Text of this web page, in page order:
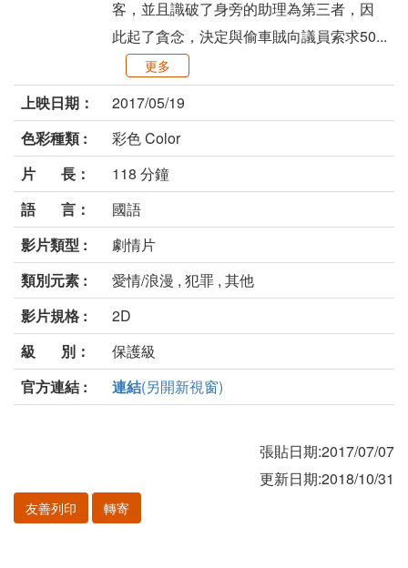
客，並且識破了身旁的助理為第三者，因
此起了貪念，決定與偷車賊向議員索求50...
更多
上映日期：
2017/05/19
色彩種類 :
彩色 Color
片 長：
118 分鐘
語 言：
國語
影片類型 :
劇情片
類別元素 :
愛情/浪漫 , 犯罪 , 其他
影片規格 :
2D
級 別：
保護級
官方連結 :
連結(另開新視窗)
張貼日期:2017/07/07
更新日期:2018/10/31
友善列印 轉寄